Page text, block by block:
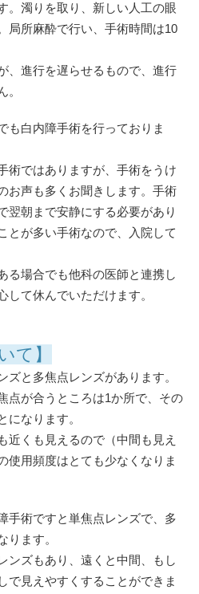
。濁りを取り、新しい人工の眼
局所麻酔で行い、手術時間は10
、進行を遅らせるもので、進行
。
も白内障手術を行っておりま
術ではありますが、手術をうけ
お声も多くお聞きします。手術
翌朝まで安静にする必要があり
とが多い手術なので、入院して
る場合でも他科の医師と連携し
て休んでいただけます。
て】
ズと多焦点レンズがあります。
点が合うところは1か所で、その
になります。
近くも見えるので（中間も見え
使用頻度はとても少なくなりま
手術ですと単焦点レンズで、多
ります。
ンズもあり、遠くと中間、もし
で見えやすくすることができま